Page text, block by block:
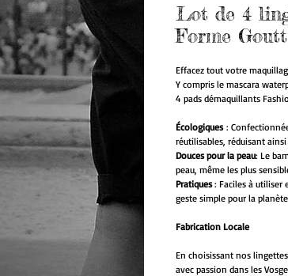
Lot de 4
Forme
Effacez tout votre
Y compris le mascara
4 pads démaquillants
Écologiques :
réutilisables, réduisant
Douces pour la peau: Le
peau, même les plus
Pratiques: Faciles à utiliser
geste simple pour la
Fabrication Locale
En choisissant nos
avec passion dans les